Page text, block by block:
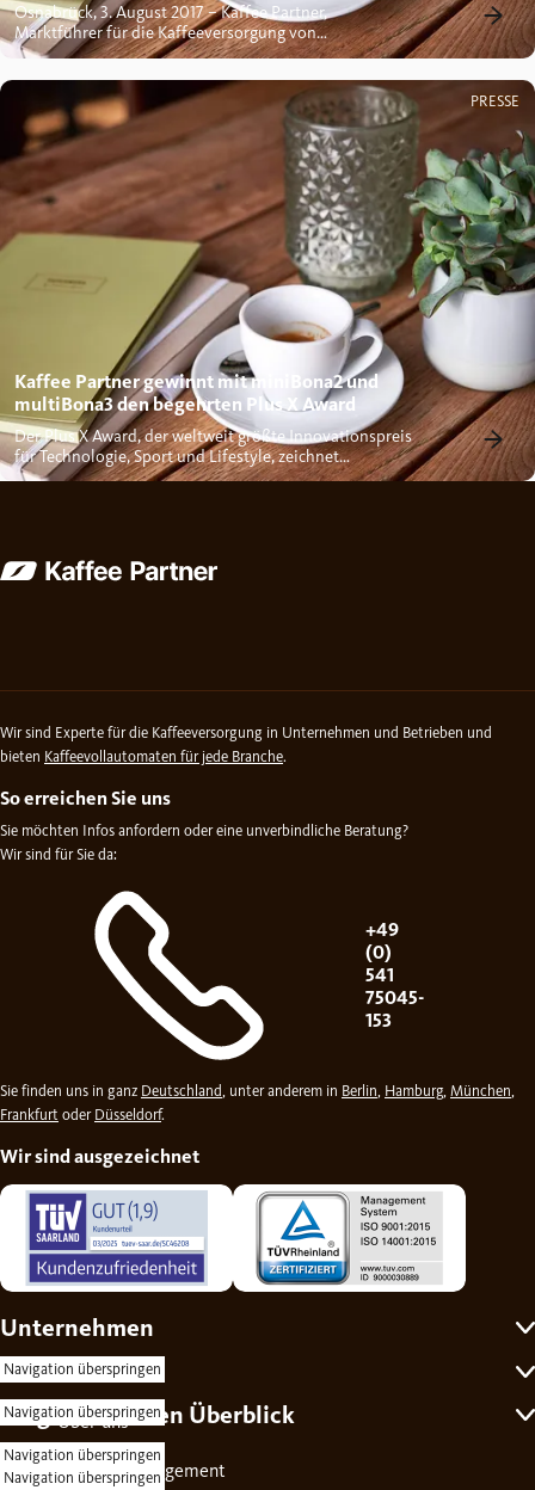
Osnabrück, 3. August 2017 – Kaffee Partner,
Marktführer für die Kaffeeversorgung von
mittelständischen Betrieben, und La...
PRESSE
Kaffee Partner gewinnt mit miniBona2 und
multiBona3 den begehrten Plus X Award
Der Plus X Award, der weltweit größte Innovationspreis
für Technologie, Sport und Lifestyle, zeichnet
Hersteller für den...
Navigation überspringen
Wir sind Experte für die Kaffeeversorgung in Unternehmen und Betrieben und
bieten Kaffeevollautomaten für jede Branche.
So erreichen Sie uns
Sie möchten Infos anfordern oder eine unverbindliche Beratung?
Wir sind für Sie da:
+49
(0)
541
75045-
153
Sie finden uns in ganz Deutschland, unter anderem in Berlin, Hamburg,München,
Frankfurt oderDüsseldorf.
Wir sind ausgezeichnet
Unternehmen
Navigation überspringen
Über uns
Soziales Engagement
Self-Service
Navigation überspringen
Kontakt
Ratgeber für den Überblick
Navigation überspringen